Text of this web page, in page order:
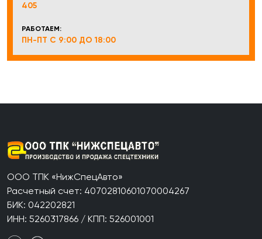
405
РАБОТАЕМ:
ПН-ПТ С 9:00 ДО 18:00
ООО ТПК «НижСпецАвто»
Расчетный счет: 40702810601070004267
БИК: 042202821
ИНН: 5260317866 / КПП: 526001001